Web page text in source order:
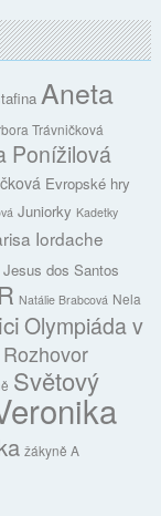
Aneta
Trávničková
Ponížilová
Evropské hry
Juniorky Kadetky
Iordache
dos Santos
Natálie Brabcová Nela
Olympiáda v
Rozhovor
Světový
žákyně A